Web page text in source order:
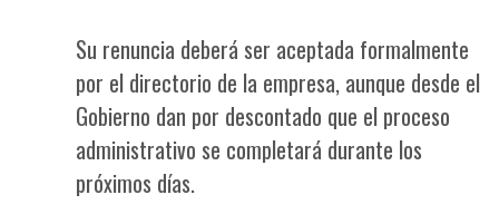
Su renuncia deberá ser aceptada formalmente
por el directorio de la empresa, aunque desde el
Gobierno dan por descontado que el proceso
administrativo se completará durante los
próximos días.